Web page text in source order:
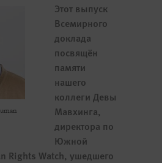
Этот выпуск
Всемирного
доклада
посвящён
памяти
нашего
коллеги Девы
Мавхинга,
директора по
Южной
Rights Watch, ушедшего